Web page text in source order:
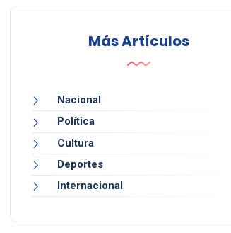
Más Artículos
Nacional
Política
Cultura
Deportes
Internacional